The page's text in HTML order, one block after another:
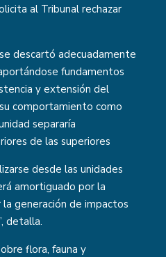
al Tribunal rechazar
descartó adecuadamente
fundamentos
y extensión del
comportamiento como
separaría
de las superiores
desde las unidades
amortiguado por la
generación de impactos
detalla.
flora, fauna y